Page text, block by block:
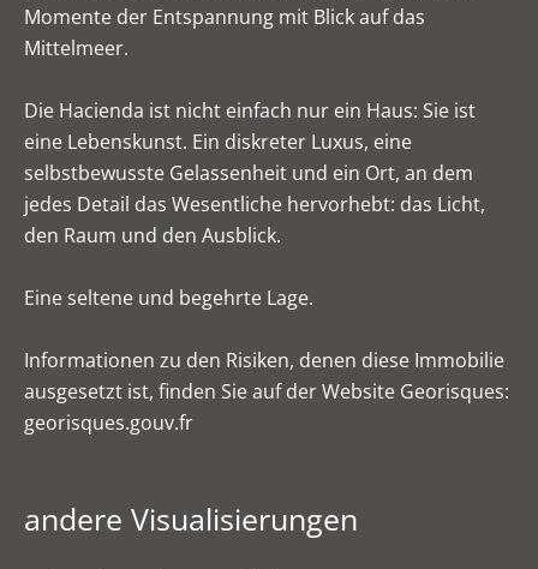
Momente der Entspannung mit Blick auf das
Mittelmeer.
Die Hacienda ist nicht einfach nur ein Haus: Sie ist
eine Lebenskunst. Ein diskreter Luxus, eine
selbstbewusste Gelassenheit und ein Ort, an dem
jedes Detail das Wesentliche hervorhebt: das Licht,
den Raum und den Ausblick.
Eine seltene und begehrte Lage.
Informationen zu den Risiken, denen diese Immobilie
ausgesetzt ist, finden Sie auf der Website Georisques:
georisques.gouv.fr
andere Visualisierungen